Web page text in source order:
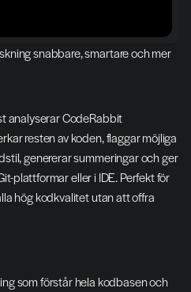
snabbare, smartare och mer
analyserar CodeRabbit
resten av koden, flaggar möjliga
genererar summeringar och ger
plattformar eller i IDE. Perfekt för
hög kodkvalitet utan att offra
som förstår hela kodbasen och